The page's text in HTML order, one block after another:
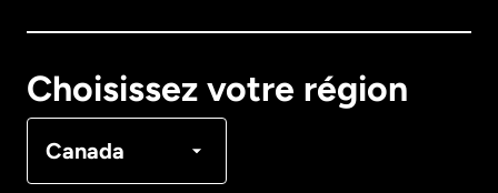
Choisissez votre région
Canada
Français